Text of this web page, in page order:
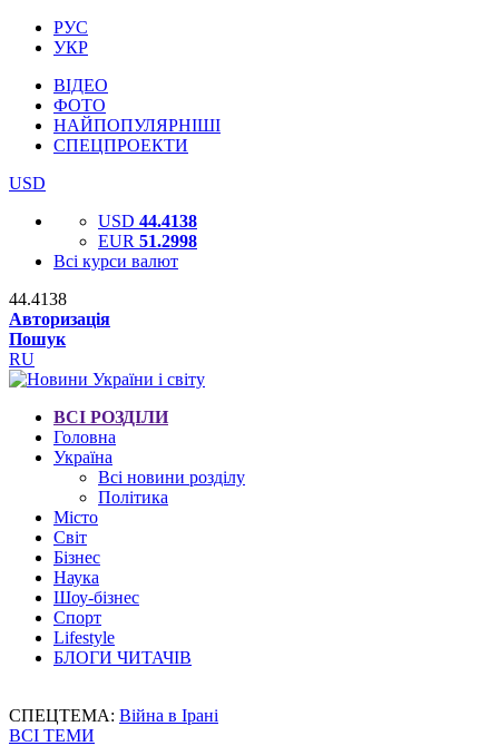
РУС
УКР
ВІДЕО
ФОТО
НАЙПОПУЛЯРНІШІ
СПЕЦПРОЕКТИ
USD
USD 44.4138
EUR 51.2998
Всі курси валют
44.4138
Авторизація
Пошук
RU
ВСІ РОЗДІЛИ
Головна
Україна
Всі новини розділу
Політика
Місто
Світ
Бізнес
Наука
Шоу-бізнес
Спорт
Lifestyle
БЛОГИ ЧИТАЧІВ
СПЕЦТЕМА: Війна в Ірані
ВСІ ТЕМИ